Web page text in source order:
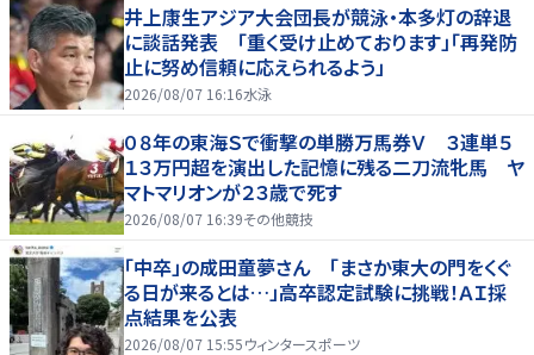
井上康生アジア大会団長が競泳・本多灯の辞退
に談話発表 「重く受け止めております」「再発防
止に努め信頼に応えられるよう」
2026/08/07 16:16水泳
０８年の東海Ｓで衝撃の単勝万馬券Ｖ ３連単５
１３万円超を演出した記憶に残る二刀流牝馬 ヤ
マトマリオンが２３歳で死す
2026/08/07 16:39その他競技
「中卒」の成田童夢さん 「まさか東大の門をくぐ
る日が来るとは…」高卒認定試験に挑戦！ＡＩ採
点結果を公表
2026/08/07 15:55ウィンタースポーツ